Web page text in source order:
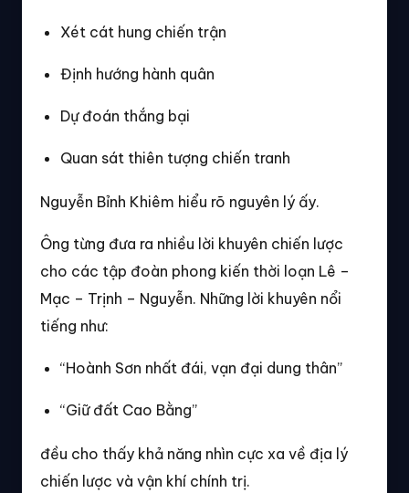
Xét cát hung chiến trận
Định hướng hành quân
Dự đoán thắng bại
Quan sát thiên tượng chiến tranh
Nguyễn Bỉnh Khiêm hiểu rõ nguyên lý ấy.
Ông từng đưa ra nhiều lời khuyên chiến lược
cho các tập đoàn phong kiến thời loạn Lê –
Mạc – Trịnh – Nguyễn. Những lời khuyên nổi
tiếng như:
“Hoành Sơn nhất đái, vạn đại dung thân”
“Giữ đất Cao Bằng”
đều cho thấy khả năng nhìn cực xa về địa lý
chiến lược và vận khí chính trị.